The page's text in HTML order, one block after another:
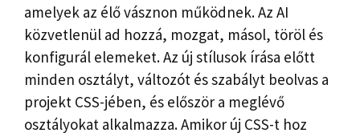
amelyek az élő vásznon működnek. Az AI
közvetlenül ad hozzá, mozgat, másol, töröl és
konfigurál elemeket. Az új stílusok írása előtt
minden osztályt, változót és szabályt beolvas a
projekt CSS-jében, és először a meglévő
osztályokat alkalmazza. Amikor új CSS-t hoz